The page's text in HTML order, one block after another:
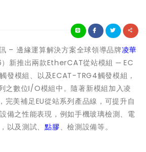
– 邊緣運算解決方案全球領導品牌凌華
）新推出兩款EtherCAT從站模組 ─ EC
發模組、以及ECAT-TRG4觸發模組，
之數位I/O模組中。隨著新模組加入凌
美補足EU從站系列產品線，可提升自
備之性能表現，例如手機玻璃檢測、電
以及測試、點膠、檢測設備等。